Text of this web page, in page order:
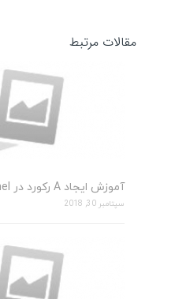
مقالات مرتبط
آموزش ایجاد A رکورد در Cpanel
سپتامبر 30, 2018